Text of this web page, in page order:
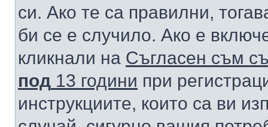
си. Ако те са правилни,
би се е случило. Ако е
кликнали на Съгласен съм
под 13 години при
инструкциите, които са ви